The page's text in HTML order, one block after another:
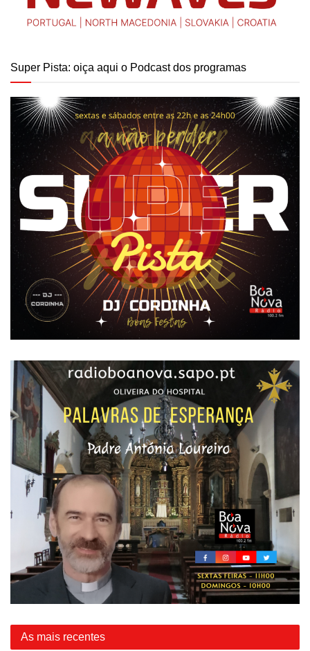
Super Pista: oiça aqui o Podcast dos programas
As mais recentes